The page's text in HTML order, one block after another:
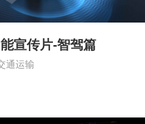
宣传片-智驾篇
通运输